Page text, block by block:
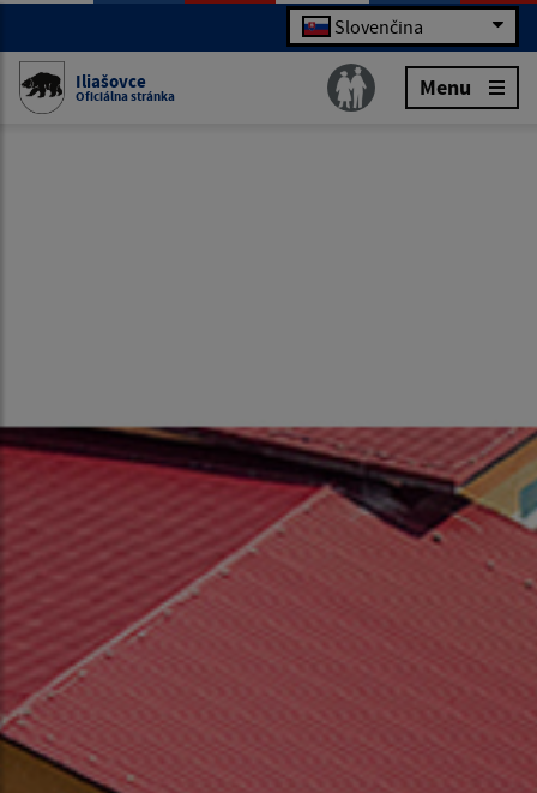
Slovenčina
Iliašovce
Oficiálna stránka Menu